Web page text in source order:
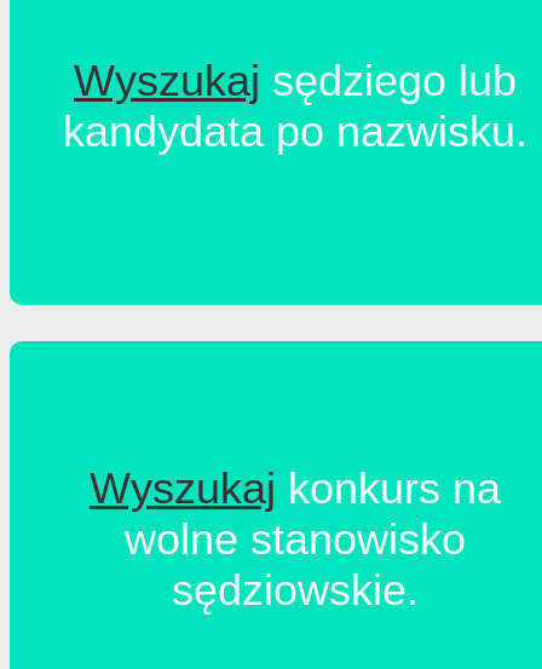
Wyszukaj sędziego lub
kandydata po nazwisku.
Wyszukaj konkurs na
wolne stanowisko
sędziowskie.